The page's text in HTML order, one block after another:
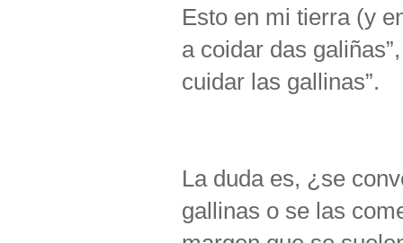
Esto en mi tierra (y
a coidar das
cuidar las gallinas”.
La duda es, ¿se
gallinas o se las